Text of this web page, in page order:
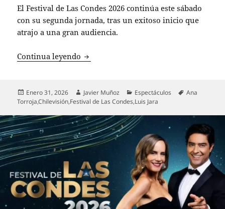
El Festival de Las Condes 2026 continúa este sábado
con su segunda jornada, tras un exitoso inicio que
atrajo a una gran audiencia.
Continua leyendo Festival de Las Condes 2026:
Publicado
el
Enero 31, 2026 Autor
Javier Muñoz Categorías
Espectáculos Etiquetas
Ana
Torroja,Chilevisión,Festival de Las Condes,Luis Jara